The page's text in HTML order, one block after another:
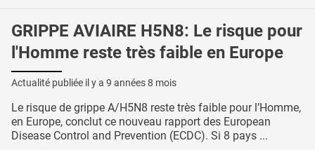
GRIPPE AVIAIRE H5N8: Le risque pour
l'Homme reste très faible en Europe
Actualité publiée il y a 9 années 8 mois
Le risque de grippe A/H5N8 reste très faible pour l’Homme,
en Europe, conclut ce nouveau rapport des European
Disease Control and Prevention (ECDC). Si 8 pays ...